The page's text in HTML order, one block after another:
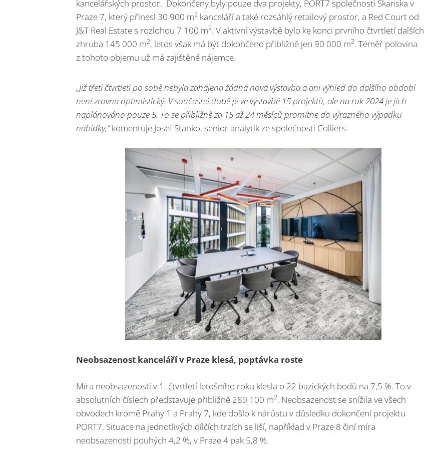
kancelářských prostor. Dokončeny byly pouze dva projekty, PORT7 společnosti Skanska v
Praze 7, který přinesl 30 900 m2 kanceláří a také rozsáhlý retailový prostor, a Red Court od
J&T Real Estate s rozlohou 7 100 m2. V aktivní výstavbě bylo ke konci prvního čtvrtletí dalších
zhruba 145 000 m2, letos však má být dokončeno přibližně jen 90 000 m2. Téměř polovina
z tohoto objemu už má zajištěné nájemce.
„Již třetí čtvrtletí po sobě nebyla zahájena žádná nová výstavba a ani výhled do dalšího období
není zrovna optimistický. V současné době je ve výstavbě 15 projektů, ale na rok 2024 je jich
naplánováno pouze 5. To se přibližně za 15 až 24 měsíců promítne do výrazného výpadku
nabídky,“komentuje Josef Stanko, senior analytik ze společnosti Colliers.
Neobsazenost kanceláří v Praze klesá, poptávka roste
Míra neobsazenosti v 1. čtvrtletí letošního roku klesla o 22 bazických bodů na 7,5 %. To v
absolutních číslech představuje přibližně 289 100 m2. Neobsazenost se snížila ve všech
obvodech kromě Prahy 1 a Prahy 7, kde došlo k nárůstu v důsledku dokončení projektu
PORT7. Situace na jednotlivých dílčích trzích se liší, například v Praze 8 činí míra
neobsazenosti pouhých 4,2 %, v Praze 4 pak 5,8 %.